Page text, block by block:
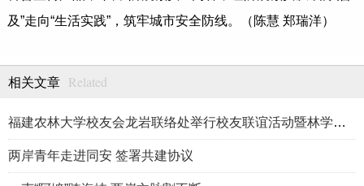
及”走向“生活实践”，筑牢城市安全防线。（陈慧 郑瑞洋）
相关文章 Related
福建农林大学校友会龙岩联络处举行校友联谊活动暨林学、生物医药
两岸青年走进同安 签署共建协议